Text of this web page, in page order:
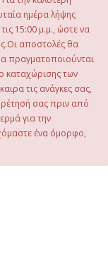
ημέρα λήψης
15:00 μ.μ., ώστε να
αποστολές θα
πραγματοποιούνται
καταχώρισης των
τις ανάγκες σας,
σας πριν από
για την
ένα όμορφο,